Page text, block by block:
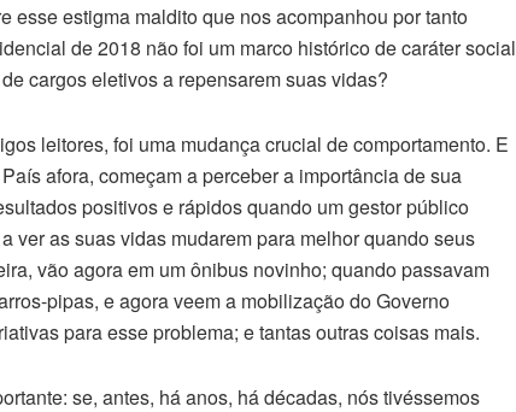
esse estigma maldito que nos acompanhou por tanto
de 2018 não foi um marco histórico de caráter social
cargos eletivos a repensarem suas vidas?
leitores, foi uma mudança crucial de comportamento. E
afora, começam a perceber a importância de sua
positivos e rápidos quando um gestor público
ver as suas vidas mudarem para melhor quando seus
vão agora em um ônibus novinho; quando passavam
pipas, e agora veem a mobilização do Governo
para esse problema; e tantas outras coisas mais.
se, antes, há anos, há décadas, nós tivéssemos